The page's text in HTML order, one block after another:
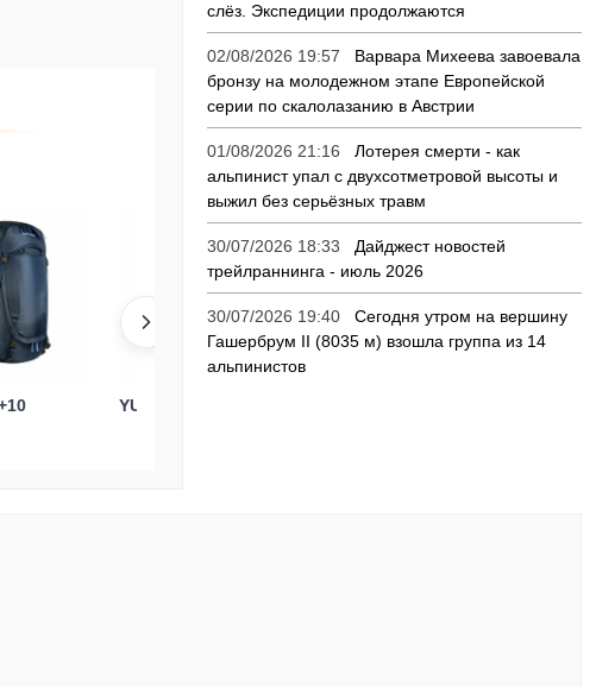
YUKON 50+10
слёз. Экспедиции продолжаются
02/08/2026 19:57
Варвара Михеева завоевала
бронзу на молодежном этапе Европейской
серии по скалолазанию в Австрии
01/08/2026 21:16
Лотерея смерти - как
альпинист упал с двухсотметровой высоты и
выжил без серьёзных травм
30/07/2026 18:33
Дайджест новостей
трейлраннинга - июль 2026
30/07/2026 19:40
Сегодня утром на вершину
Гашербрум II (8035 м) взошла группа из 14
альпинистов